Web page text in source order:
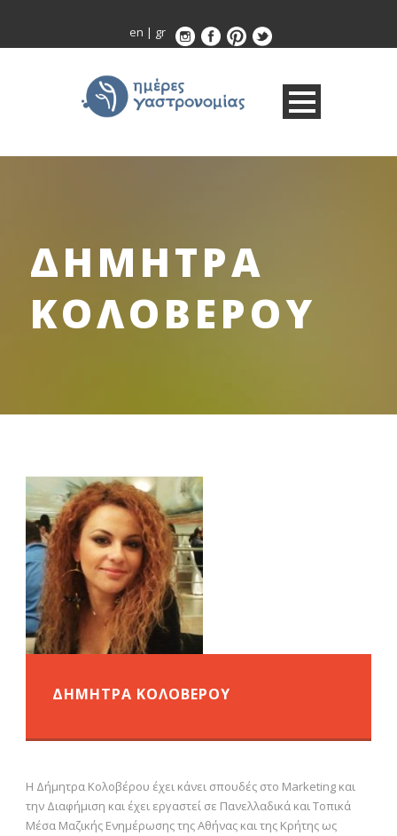
en | gr
ΔΗΜΗΤΡΑ
ΚΟΛΟΒΕΡΟΥ
ΔΗΜΗΤΡΑ ΚΟΛΟΒΕΡΟΥ
H Δήμητρα Κολοβέρου έχει κάνει σπουδές στο Marketing και
την Διαφήμιση και έχει εργαστεί σε Πανελλαδικά και Τοπικά
Μέσα Μαζικής Ενημέρωσης της Αθήνας και της Κρήτης ως